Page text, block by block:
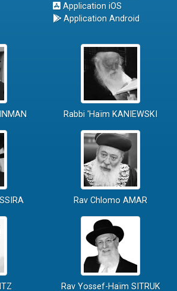
Application iOS
Application Android
Rabbi 'Haïm KANIEWSKI
Rav Chlomo AMAR
Rav Yossef-Haïm SITRUK